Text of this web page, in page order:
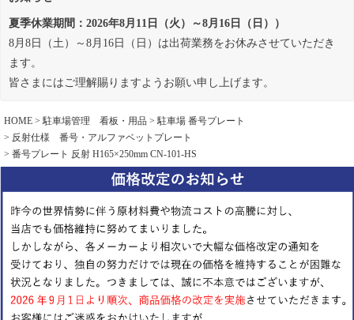
夏季休業期間：2026年8月11日（火）～8月16日（日））
8月8日（土）～8月16日（日）は出荷業務をお休みさせていただき
ます。
皆さまにはご理解賜りますようお願い申し上げます。
HOME 駐車場管理 看板・用品
駐車場 番号プレート
反射仕様 番号・アルファベットプレート
番号プレート 反射 H165×250mm CN-101-HS